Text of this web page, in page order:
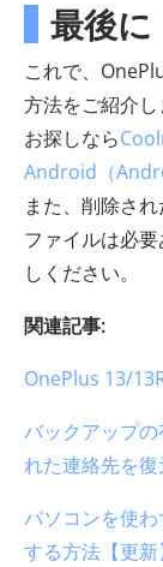
最後に
これで、
方法をご紹介
お探しなら
Android（
また、削除さ
ファイルは必
しください。
関連記事:
OnePlus 13/
バックアップ
れた連絡先を
パソコンを使
する方法【更新